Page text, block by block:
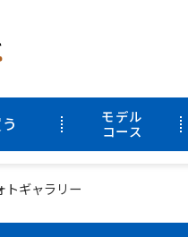
モデル
コース
トギャラリー